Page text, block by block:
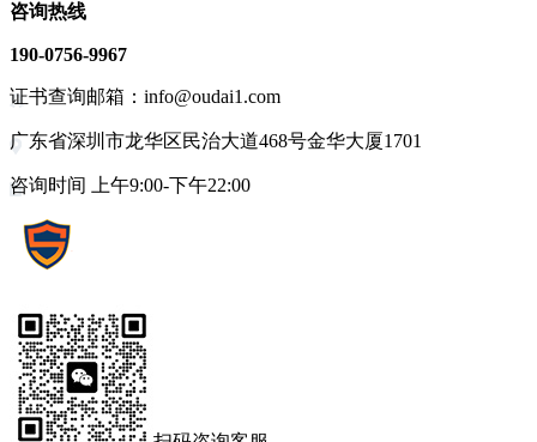
咨询热线
190-0756-9967
证书查询邮箱：info@oudai1.com
广东省深圳市龙华区民治大道468号金华大厦1701
咨询时间 上午9:00-下午22:00